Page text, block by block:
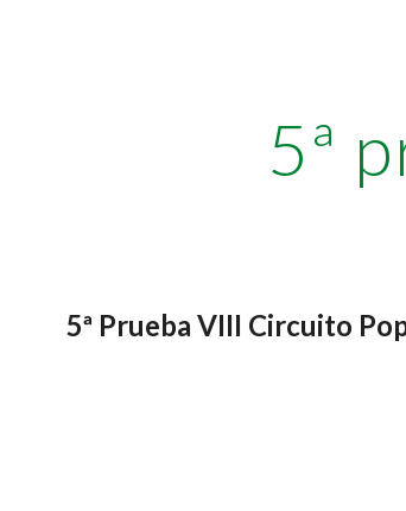
5ª
5ª Prueba VIII Circuito